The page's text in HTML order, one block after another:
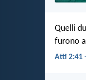
Quelli
furono
Atti 2:41